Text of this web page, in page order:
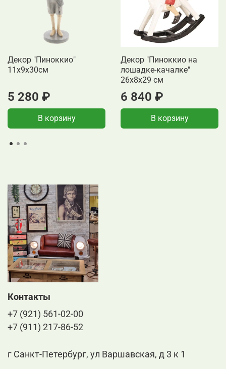
Декор "Пиноккио"
11х9х30см
5 280 ₽
В корзину
Декор "Пиноккио на
лошадке-качалке"
26x8x29 см
6 840 ₽
В корзину
Контакты
+7 (921) 561-02-00
+7 (911) 217-86-52
г Санкт-Петербург, ул Варшавская, д 3 к 1